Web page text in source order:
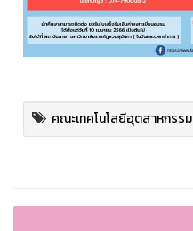
คณะเทคโนโลยีอุตสาหกรรม